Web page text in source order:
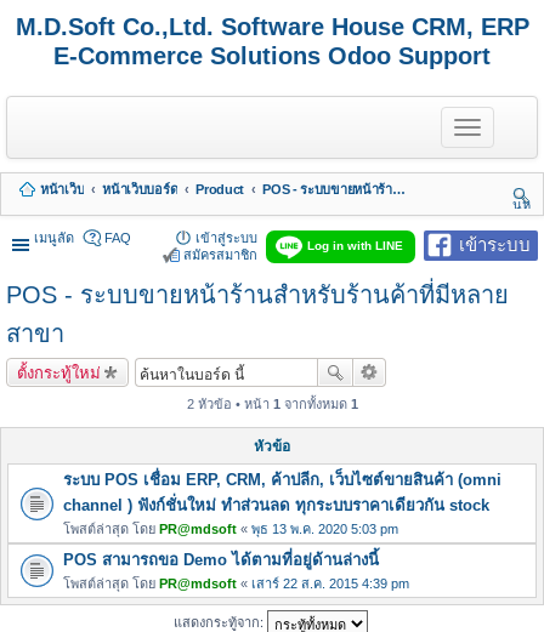
M.D.Soft Co.,Ltd. Software House CRM, ERP
E-Commerce Solutions Odoo Support
T
o
g
e
n
a
i
g
หน้าเว็บ หน้าเว็บบอร์ด Product
POS - ระบบขายหน้าร้านสำหรับร้านค้าที่มีหลายสาขา
นห
า
เมนูลัด
เข้าระบบ
Log in with LINE
FAQ
เข้าสู่ระบบ
สมัครสมาชิก
POS - ระบบขายหน้าร้านสำหรับร้านค้าที่มีหลาย
สาขา
ตั้งกระทู้ใหม่
2 หัวข้อ • หน้า 1 จากทั้งหมด 1
หัวข้อ
ระบบ POS เชื่อม ERP, CRM, ค้าปลีก, เว็บไซต์ขายสินค้า (omni
channel ) ฟังก์ชั่นใหม่ ทำส่วนลด ทุกระบบราคาเดียวกัน stock
โพสต์ล่าสุด โดย PR@mdsoft « พุธ 13 พ.ค. 2020 5:03 pm
POS สามารถขอ Demo ได้ตามที่อยู่ด้านล่างนี้
โพสต์ล่าสุด โดย PR@mdsoft « เสาร์ 22 ส.ค. 2015 4:39 pm
แสดงกระทู้จาก: